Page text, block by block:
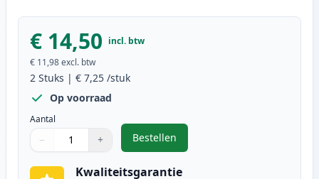
€ 14,50 incl. btw
€ 11,98excl. btw
2 Stuks | € 7,25 /stuk
Op voorraad
Aantal
Gebruik de knoppen om aan te passen
− +
1
Bestellen
,2 stuks Canon CLI-571XL
Kwaliteitsgarantie